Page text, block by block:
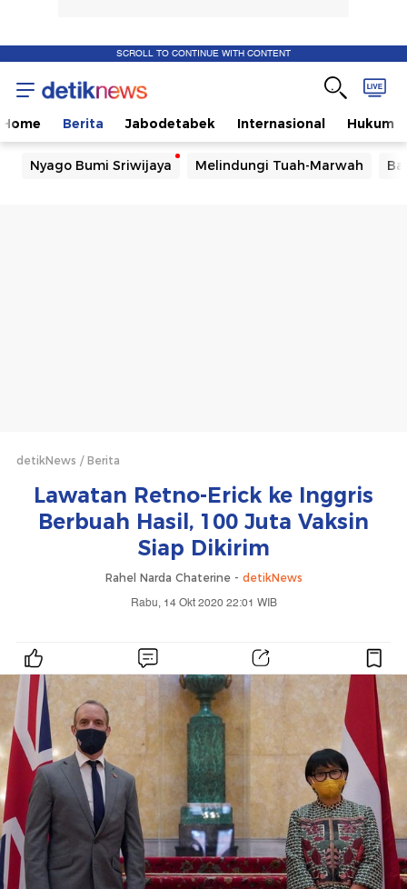
SCROLL TO CONTINUE WITH CONTENT
Home Berita Jabodetabek Internasional Hukum
Nyago Bumi Sriwijaya Melindungi Tuah-Marwah
detikNews Berita
Lawatan Retno-Erick ke Inggris
Berbuah Hasil, 100 Juta Vaksin
Siap Dikirim
Rahel Narda Chaterine - detikNews
Rabu, 14 Okt 2020 22:01 WIB